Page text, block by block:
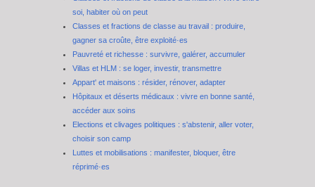
soi, habiter où on peut
Classes et fractions de classe au travail : produire,
gagner sa croûte, être exploité·es
Pauvreté et richesse : survivre, galérer, accumuler
Villas et HLM : se loger, investir, transmettre
Appart' et maisons : résider, rénover, adapter
Hôpitaux et déserts médicaux : vivre en bonne santé,
accéder aux soins
Elections et clivages politiques : s'abstenir, aller voter,
choisir son camp
Luttes et mobilisations : manifester, bloquer, être
réprimé·es